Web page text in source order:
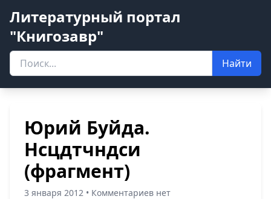
Литературный портал
"Книгозавр"
Найти
Юрий Буйда.
Нсцдтчндси
(фрагмент)
3 января 2012 • Комментариев нет